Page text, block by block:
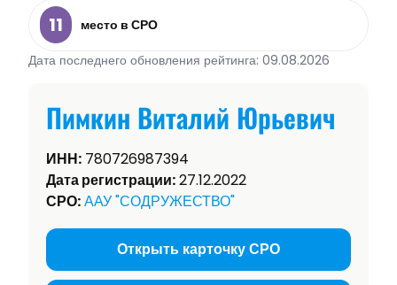
11
место в СРО
Дата последнего обновления рейтинга: 09.08.2026
Пимкин Виталий Юрьевич
ИНН: 780726987394
Дата регистрации:27.12.2022
СРО:ААУ "СОДРУЖЕСТВО"
Открыть карточку СРО